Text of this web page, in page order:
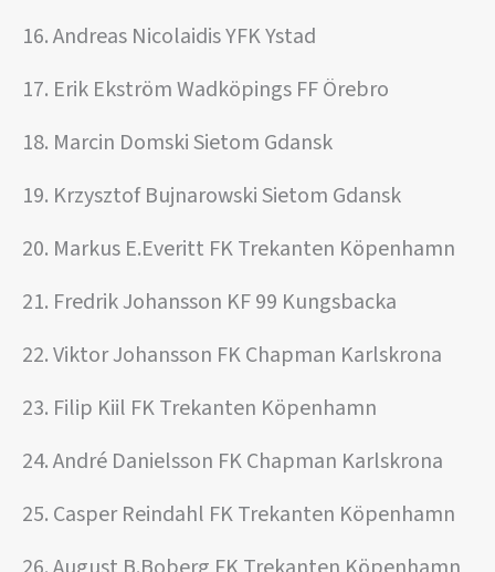
16. Andreas Nicolaidis YFK Ystad
17. Erik Ekström Wadköpings FF Örebro
18. Marcin Domski Sietom Gdansk
19. Krzysztof Bujnarowski Sietom Gdansk
20. Markus E.Everitt FK Trekanten Köpenhamn
21. Fredrik Johansson KF 99 Kungsbacka
22. Viktor Johansson FK Chapman Karlskrona
23. Filip Kiil FK Trekanten Köpenhamn
24. André Danielsson FK Chapman Karlskrona
25. Casper Reindahl FK Trekanten Köpenhamn